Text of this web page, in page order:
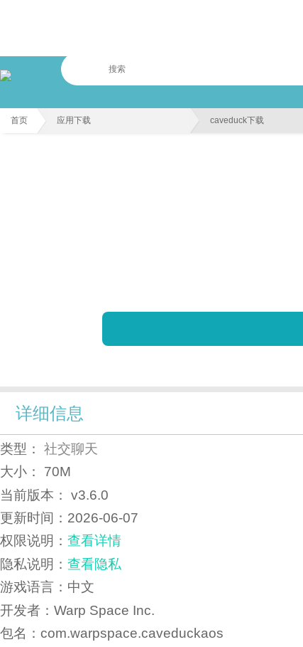
首页 应用下载 caveduck下载
详细信息
类型： 社交聊天
大小：
70M
当前版本： v3.6.0
更新时间： 2026-06-07
权限说明： 查看详情
隐私说明： 查看隐私
游戏语言：中文
开发者：Warp Space Inc.
包名：com.warpspace.caveduckaos